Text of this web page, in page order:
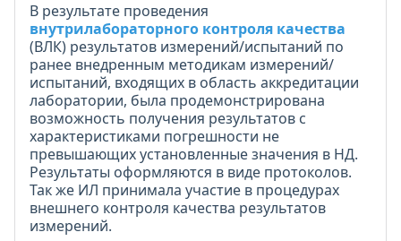
В результате проведения
внутрилабораторного контроля качества
(ВЛК) результатов измерений/испытаний по
ранее внедренным методикам измерений/
испытаний, входящих в область аккредитации
лаборатории, была продемонстрирована
возможность получения результатов с
характеристиками погрешности не
превышающих установленные значения в НД.
Результаты оформляются в виде протоколов.
Так же ИЛ принимала участие в процедурах
внешнего контроля качества результатов
измерений.